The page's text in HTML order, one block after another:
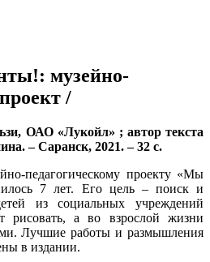
музейно-
/
ОАО «Лукойл» ; автор текста
– Саранск, 2021. – 32 с.
педагогическому проекту «Мы
7 лет. Его цель – поиск и
из социальных учреждений
рисовать, а во взрослой жизни
Лучшие работы и размышления
в издании.